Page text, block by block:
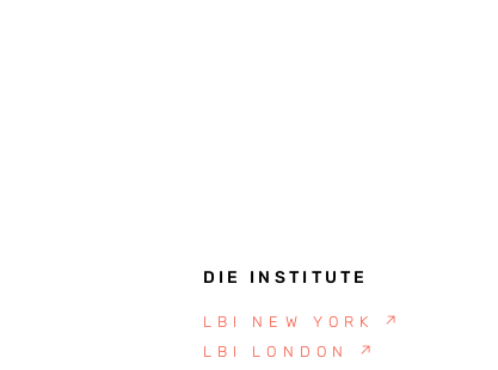
DIE INSTITUTE
LBI NEW YORK
↗
LBI LONDON
↗